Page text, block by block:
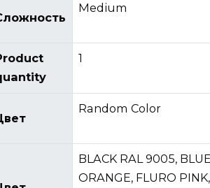
Medium
1
Random Color
BLACK RAL 9005,
ORANGE, FLURO